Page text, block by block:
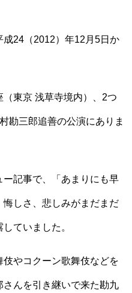
24（2012）年12月5日か
東京 浅草寺境内）、2つ
勘三郎追善の公演にありま
記事で、「あまりにも早
悔しさ、悲しみがまだまだ
ていました。
やコクーン歌舞伎などを
んを引き継いで来た勘九